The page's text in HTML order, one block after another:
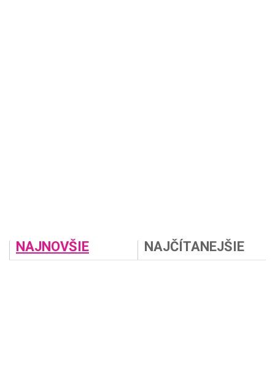
NAJNOVŠIE NAJČÍTANEJŠIE